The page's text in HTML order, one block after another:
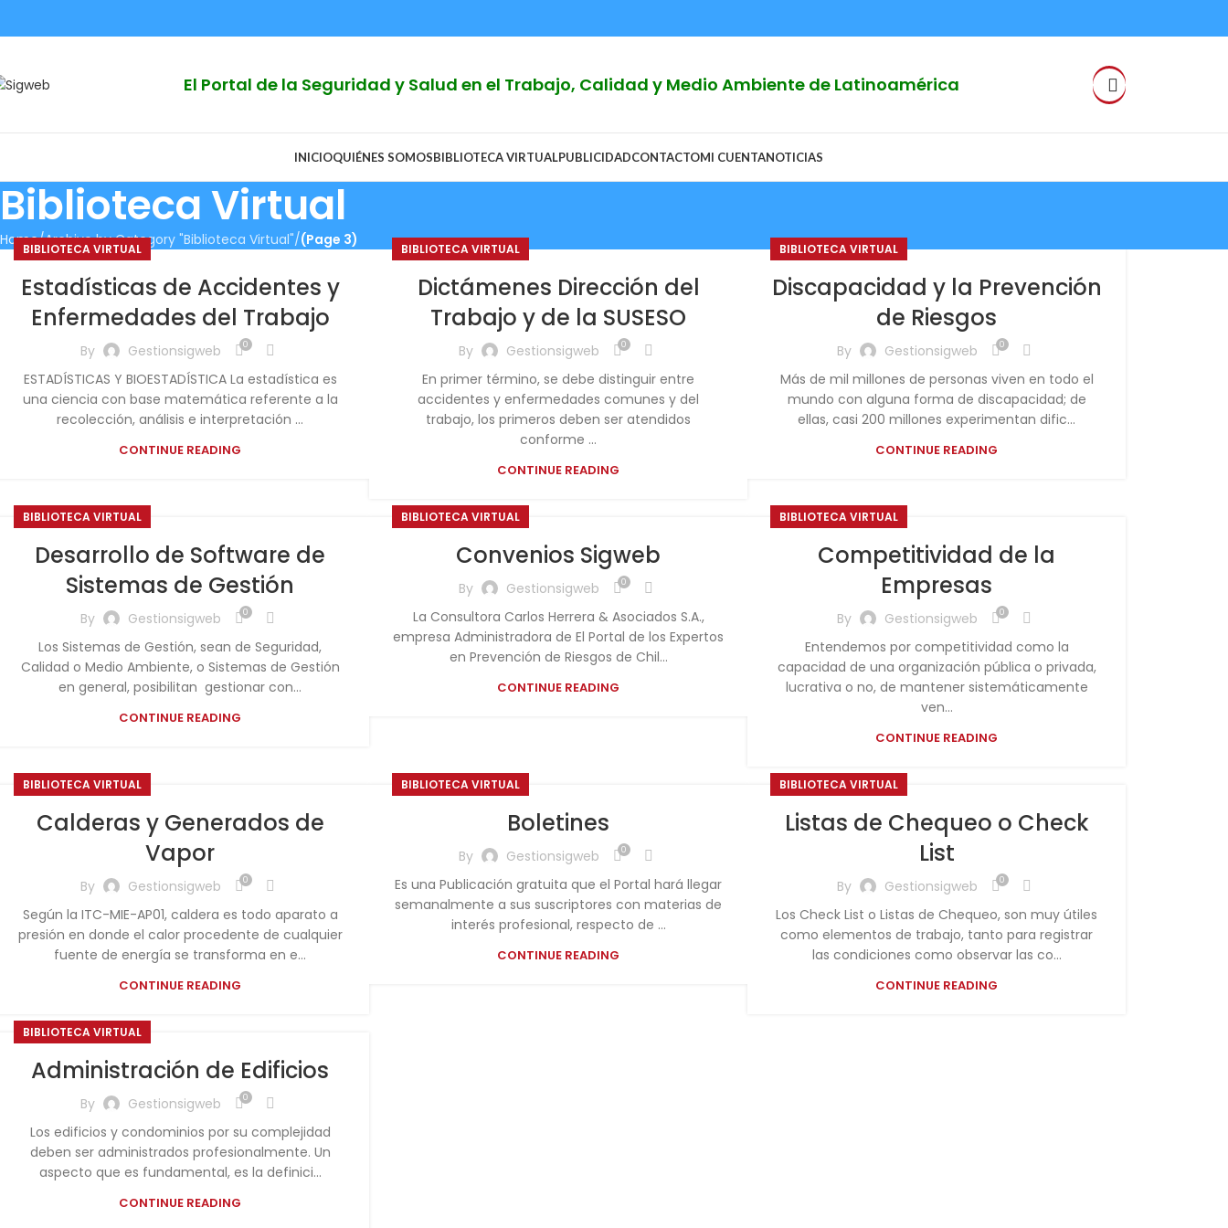
El Portal de la Seguridad y Salud en el Trabajo, Calidad y Medio Ambiente de Latinoamérica
INICIOQUIÉNES SOMOSBIBLIOTECA VIRTUALPUBLICIDADCONTACTOMI CUENTANOTICIAS
Biblioteca Virtual
Home Archive by Category "Biblioteca Virtual" (Page 3)
BIBLIOTECA VIRTUAL
Estadísticas de Accidentes y
Enfermedades del Trabajo
By Gestionsigweb 0
ESTADÍSTICAS Y BIOESTADÍSTICA La estadística es
una ciencia con base matemática referente a la
recolección, análisis e interpretación ...
CONTINUE READING
BIBLIOTECA VIRTUAL
Dictámenes Dirección del
Trabajo y de la SUSESO
By Gestionsigweb 0
En primer término, se debe distinguir entre
accidentes y enfermedades comunes y del
trabajo, los primeros deben ser atendidos
conforme ...
CONTINUE READING
BIBLIOTECA VIRTUAL
Discapacidad y la Prevención
de Riesgos
By Gestionsigweb 0
Más de mil millones de personas viven en todo el
mundo con alguna forma de discapacidad; de
ellas, casi 200 millones experimentan dific...
CONTINUE READING
BIBLIOTECA VIRTUAL
Desarrollo de Software de
Sistemas de Gestión
By Gestionsigweb 0
Los Sistemas de Gestión, sean de Seguridad,
Calidad o Medio Ambiente, o Sistemas de Gestión
en general, posibilitan gestionar con...
CONTINUE READING
BIBLIOTECA VIRTUAL
Convenios Sigweb
By Gestionsigweb 0
La Consultora Carlos Herrera & Asociados S.A.,
empresa Administradora de El Portal de los Expertos
en Prevención de Riesgos de Chil...
CONTINUE READING
BIBLIOTECA VIRTUAL
Competitividad de la
Empresas
By Gestionsigweb 0
Entendemos por competitividad como la
capacidad de una organización pública o privada,
lucrativa o no, de mantener sistemáticamente
ven...
CONTINUE READING
BIBLIOTECA VIRTUAL
Calderas y Generados de
Vapor
By Gestionsigweb 0
Según la ITC-MIE-AP01, caldera es todo aparato a
presión en donde el calor procedente de cualquier
fuente de energía se transforma en e...
CONTINUE READING
BIBLIOTECA VIRTUAL
Boletines
By Gestionsigweb 0
Es una Publicación gratuita que el Portal hará llegar
semanalmente a sus suscriptores con materias de
interés profesional, respecto de ...
CONTINUE READING
BIBLIOTECA VIRTUAL
Listas de Chequeo o Check
List
By Gestionsigweb 0
Los Check List o Listas de Chequeo, son muy útiles
como elementos de trabajo, tanto para registrar
las condiciones como observar las co...
CONTINUE READING
BIBLIOTECA VIRTUAL
Administración de Edificios
By Gestionsigweb 0
Los edificios y condominios por su complejidad
deben ser administrados profesionalmente. Un
aspecto que es fundamental, es la definici...
CONTINUE READING